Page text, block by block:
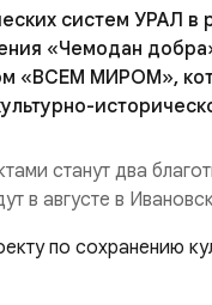
систем УРАЛ в
«Чемодан
«ВСЕМ МИРОМ»,
станут два
в августе в
со всей страны.
на развитии
Компания убеждена,